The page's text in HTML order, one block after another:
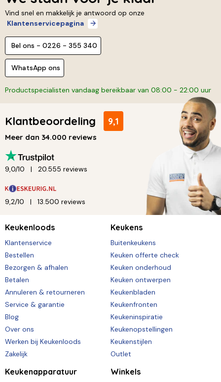
Vind snel en makkelijk je antwoord op onze
Klantenservicepagina
Bel ons - 0226 - 355 340
WhatsApp ons
Productspecialisten vandaag bereikbaar van 08:00 - 22:00 uur
Klantbeoordeling 9,1
Meer dan 34.000 reviews
9,0/10 20.555 reviews
9,2/10 13.500 reviews
Keukenloods
Klantenservice
Bestellen
Bezorgen & afhalen
Betalen
Annuleren & retourneren
Service & garantie
Blog
Over ons
Werken bij Keukenloods
Zakelijk
Keukens
Buitenkeukens
Keuken offerte check
Keuken onderhoud
Keuken ontwerpen
Keukenbladen
Keukenfronten
Keukeninspiratie
Keukenopstellingen
Keukenstijlen
Outlet
Keukenapparatuur Winkels